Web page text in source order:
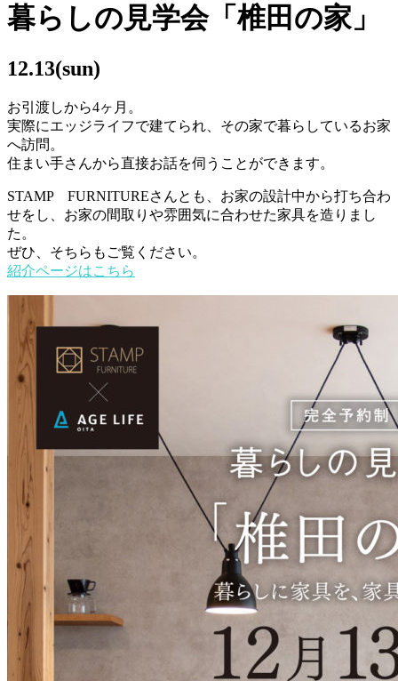
暮らしの見学会「椎田の家」
12.13(sun)
お引渡しから4ヶ月。
実際にエッジライフで建てられ、その家で暮らしているお家
へ訪問。
住まい手さんから直接お話を伺うことができます。
STAMP FURNITUREさんとも、お家の設計中から打ち合わ
せをし、お家の間取りや雰囲気に合わせた家具を造りまし
た。
ぜひ、そちらもご覧ください。
紹介ページはこちら